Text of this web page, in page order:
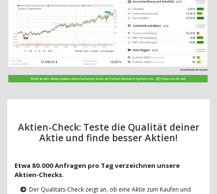
Aktien-Check: Teste die Qualität deiner
Aktie und finde besser Aktien!
Etwa 80.000 Anfragen pro Tag verzeichnen unsere
Aktien-Checks.
Der Qualitäts-Check zeigt an, ob eine Aktie zum Kaufen und